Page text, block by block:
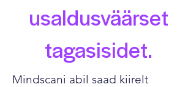
usaldusväärset
tagasisidet.
Mindscani abil saad kiirelt